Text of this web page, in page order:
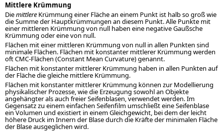
Mittlere Krümmung
Diemittlere Krümmung einer Fläche an einem Punkt ist halb so groß wie
die Summe der Hauptkrümmungen an diesem Punkt. Alle Punkte mit
einer mittleren Krümmung von null haben eine negative Gaußsche
Krümmung oder eine von null.
Flächen mit einer mittleren Krümmung von null in allen Punkten sind
minimale Flächen. Flächen mit konstanter mittlerer Krümmung werden
oft CMC-Flächen (Constant Mean Curvature) genannt.
Flächen mit konstanter mittlerer Krümmung haben in allen Punkten auf
der Fläche die gleiche mittlere Krümmung.
Flächen mit konstanter mittlerer Krümmung können zur Modellierung
physikalischer Prozesse, wie die Erzeugung sowohl an Objekte
angehängter als auch freier Seifenblasen, verwendet werden. Im
Gegensatz zu einem einfachen Seifenfilm umschließt eine Seifenblase
ein Volumen und existiert in einem Gleichgewicht, bei dem der leicht
höhere Druck im Innern der Blase durch die Kräfte der minimalen Fläche
der Blase ausgeglichen wird.